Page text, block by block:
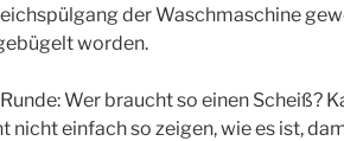
der Waschmaschine
worden.
Wer braucht so einen Scheiß?
nicht einfach so zeigen, wie es ist,